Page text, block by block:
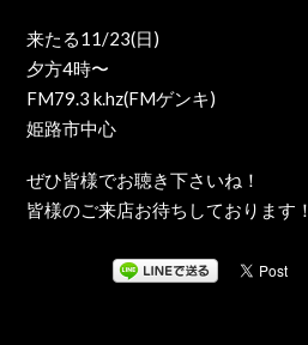
来たる11/23(日)
夕方4時〜
FM79.3 k.hz(FMゲンキ)
姫路市中心
ぜひ皆様でお聴き下さいね！
皆様のご来店お待ちしております！